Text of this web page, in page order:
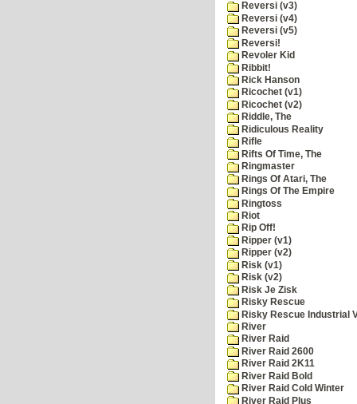
Reversi (v3)
Reversi (v4)
Reversi (v5)
Reversi!
Revoler Kid
Ribbit!
Rick Hanson
Ricochet (v1)
Ricochet (v2)
Riddle, The
Ridiculous Reality
Rifle
Rifts Of Time, The
Ringmaster
Rings Of Atari, The
Rings Of The Empire
Ringtoss
Riot
Rip Off!
Ripper (v1)
Ripper (v2)
Risk (v1)
Risk (v2)
Risk Je Zisk
Risky Rescue
Risky Rescue Industrial
River
River Raid
River Raid 2600
River Raid 2K11
River Raid Bold
River Raid Cold Winter
River Raid Plus